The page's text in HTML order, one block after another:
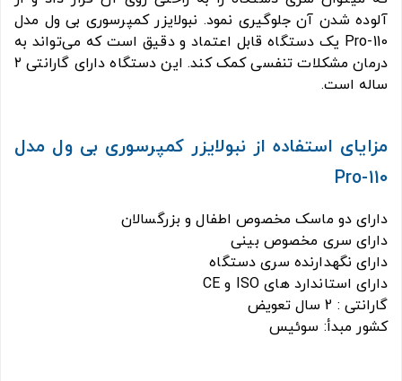
آلوده شدن آن جلوگیری نمود. نبولایزر کمپرسوری بی ول مدل
Pro-110 یک دستگاه قابل اعتماد و دقیق است که می‌تواند به
درمان مشکلات تنفسی کمک کند. این دستگاه دارای گارانتی ۲
ساله است.
مزایای استفاده از نبولایزر کمپرسوری بی ول مدل
Pro-110
دارای دو ماسک مخصوص اطفال و بزرگسالان
دارای سری مخصوص بینی
دارای نگهدارنده سری دستگاه
دارای استاندارد های ISO و CE
گارانتی : 2 سال تعویض
کشور مبدأ: سوئیس